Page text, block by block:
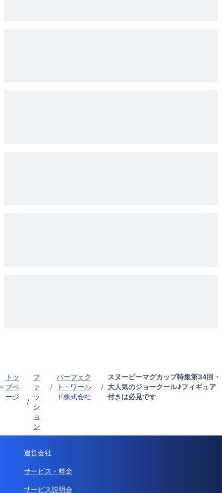
トッ
プペ
ージ
/
フ
ァ
ッ
シ
ョ
ン
/
パーフェク
ト・ワール
ド株式会社
/
スヌーピーマグカップ特集第34回・
大人気のジョークール♪フィギュア
付きは必見です
運営会社
サービス・料金
サービス説明会